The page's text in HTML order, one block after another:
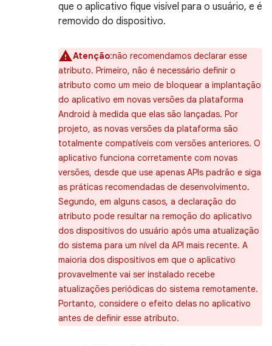
que o aplicativo fique visível para o usuário, e é
removido do dispositivo.
Atenção:não recomendamos declarar esse
atributo. Primeiro, não é necessário definir o
atributo como um meio de bloquear a implantação
do aplicativo em novas versões da plataforma
Android à medida que elas são lançadas. Por
projeto, as novas versões da plataforma são
totalmente compatíveis com versões anteriores. O
aplicativo funciona corretamente com novas
versões, desde que use apenas APIs padrão e siga
as práticas recomendadas de desenvolvimento.
Segundo, em alguns casos, a declaração do
atributo pode resultar na remoção do aplicativo
dos dispositivos do usuário após uma atualização
do sistema para um nível da API mais recente. A
maioria dos dispositivos em que o aplicativo
provavelmente vai ser instalado recebe
atualizações periódicas do sistema remotamente.
Portanto, considere o efeito delas no aplicativo
antes de definir esse atributo.